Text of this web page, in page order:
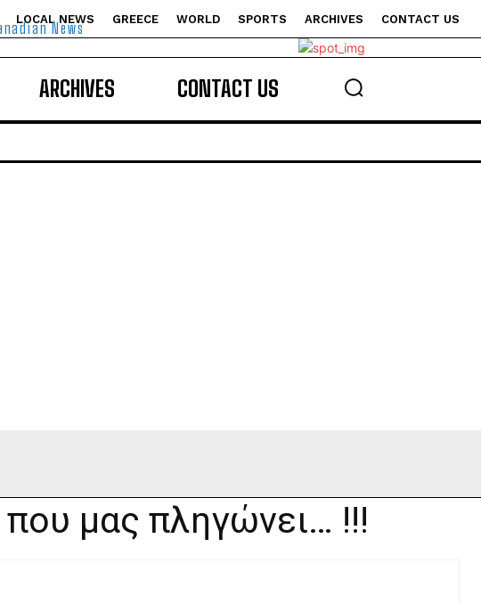
LOCAL NEWS GREECE WORLD SPORTS ARCHIVES CONTACT US
News
ARCHIVES CONTACT US
μας πληγώνει… !!!